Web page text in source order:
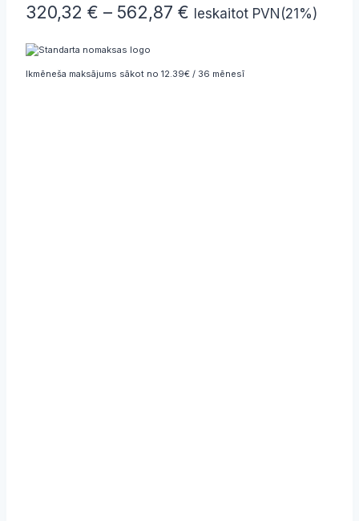
320,32 € – 562,87 € Price
320,32 €
Ieskaitot PVN(21%)
Ikmēneša maksājums sākot no 12.39€ / 36 mēnesī